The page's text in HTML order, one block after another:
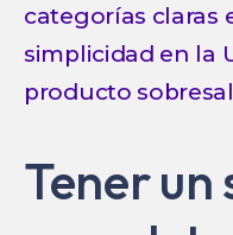
categorías claras
simplicidad en la
producto
Tener un